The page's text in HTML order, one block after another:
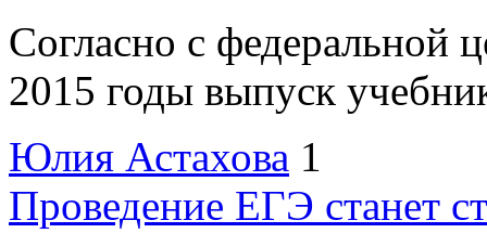
Согласно с федеральной
2015 годы выпуск
Юлия Астахова 1
Проведение ЕГЭ станет